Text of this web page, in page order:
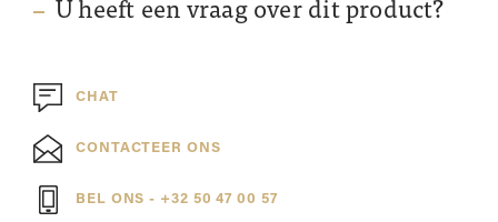
U heeft een vraag over dit product?
CHAT
CONTACTEER ONS
BEL ONS - +32 50 47 00 57